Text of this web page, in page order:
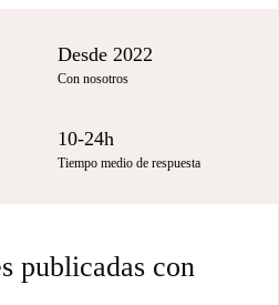
Desde 2022
Con nosotros
10-24h
Tiempo medio de respuesta
publicadas con